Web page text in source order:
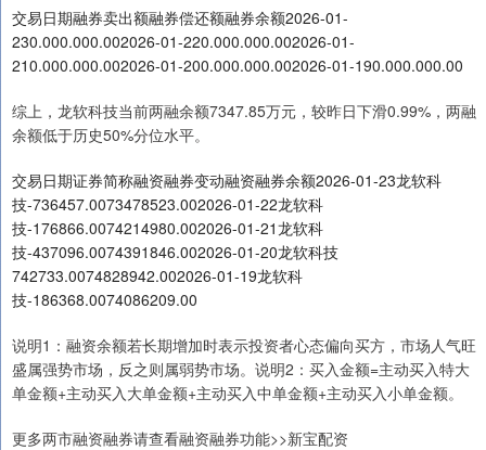
交易日期融券卖出额融券偿还额融券余额2026-01-
230.000.000.002026-01-220.000.000.002026-01-
210.000.000.002026-01-200.000.000.002026-01-190.000.000.00
综上，龙软科技当前两融余额7347.85万元，较昨日下滑0.99%，两融
余额低于历史50%分位水平。
交易日期证券简称融资融券变动融资融券余额2026-01-23龙软科
技-736457.0073478523.002026-01-22龙软科
技-176866.0074214980.002026-01-21龙软科
技-437096.0074391846.002026-01-20龙软科技
742733.0074828942.002026-01-19龙软科
技-186368.0074086209.00
说明1：融资余额若长期增加时表示投资者心态偏向买方，市场人气旺
盛属强势市场，反之则属弱势市场。说明2：买入金额=主动买入特大
单金额+主动买入大单金额+主动买入中单金额+主动买入小单金额。
更多两市融资融券请查看融资融券功能>>新宝配资